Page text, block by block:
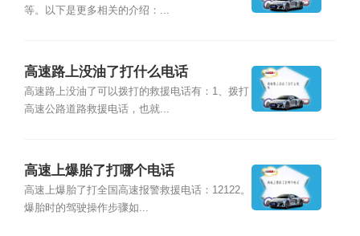
等。以下是更多相关的介绍：...
高速路上没油了打什么电话
高速路上没油了可以拨打的救援电话有：1、拨打
高速公路道路救援电话，也就...
高速上爆胎了打哪个电话
高速上爆胎了打全国高速报警救援电话：12122。
爆胎时的驾驶操作步骤如...